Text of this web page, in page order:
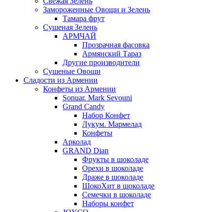
Замороженные Овощи и Зелень
Тамара фрут
Сушеная Зелень
АРМЧАЙ
Прозрачная фасовка
Армянский Тараз
Другие производители
Сушеные Овощи
Сладости из Армении
Конфеты из Армении
Sonuar. Mark Sevouni
Grand Candy
Набор Конфет
Лукум. Мармелад
Конфеты
Арколад
GRAND Dian
Фрукты в шоколаде
Орехи в шоколаде
Драже в шоколаде
ШокоХит в шоколаде
Семечки в шоколаде
Наборы конфет